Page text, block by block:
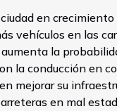
en
vehículos en las
la
la conducción en
mejorar su
en mal